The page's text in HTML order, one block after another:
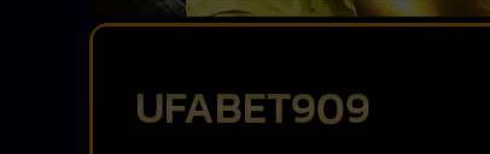
UFABET909